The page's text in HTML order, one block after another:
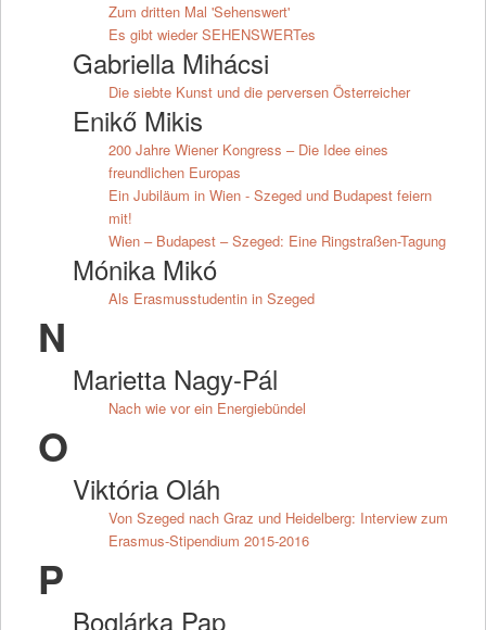
Zum dritten Mal 'Sehenswert'
Es gibt wieder SEHENSWERTes
Gabriella Mihácsi
Die siebte Kunst und die perversen Österreicher
Enikő Mikis
200 Jahre Wiener Kongress – Die Idee eines
freundlichen Europas
Ein Jubiläum in Wien - Szeged und Budapest feiern
mit!
Wien – Budapest – Szeged: Eine Ringstraßen-Tagung
Mónika Mikó
Als Erasmusstudentin in Szeged
N
Marietta Nagy-Pál
Nach wie vor ein Energiebündel
O
Viktória Oláh
Von Szeged nach Graz und Heidelberg: Interview zum
Erasmus-Stipendium 2015-2016
P
Boglárka Pap